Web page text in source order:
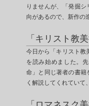
りませんが、「発掘
向があるので、新作の
「キリスト教
今日から「キリスト教
を読み始めました。
命」と同じ著者の書
く解説してくれていて